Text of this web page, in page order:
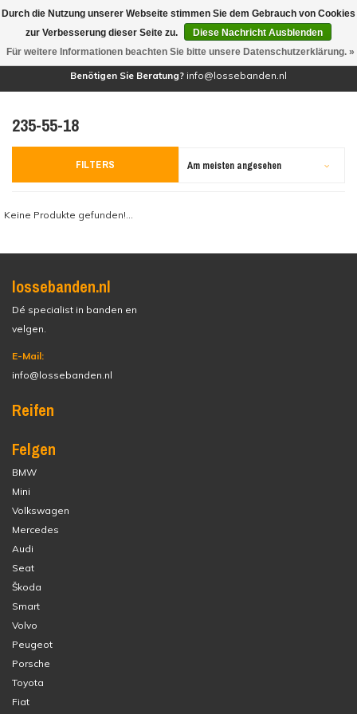
(0)
Benötigen Sie Beratung? info@lossebanden.nl
235-55-18
FILTERS Am meisten angesehen
Keine Produkte gefunden!...
lossebanden.nl
Dé specialist in banden en
velgen.
E-Mail:
info@lossebanden.nl
Reifen
Felgen
BMW
Mini
Volkswagen
Mercedes
Audi
Seat
Škoda
Smart
Volvo
Peugeot
Porsche
Toyota
Fiat
Durch die Nutzung unserer Webseite stimmen Sie dem Gebrauch von Cookies
zur Verbesserung dieser Seite zu.
Diese Nachricht Ausblenden
Für weitere Informationen beachten Sie bitte unsere Datenschutzerklärung. »